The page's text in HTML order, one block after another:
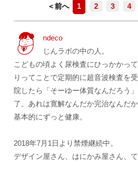
＜前へ 1 2 3 4
ndeco
じんラボの中の人。
こどもの頃よく尿検査にひっかかっ
りってことで定期的に超音波検査を
院したら「そーゆー体質なんだろう
了。あれは寛解なんだか完治なんだか
基本的にずっと健康。
2018年7月1日より禁煙継続中。
デザイン屋さん、はにかみ屋さん、て